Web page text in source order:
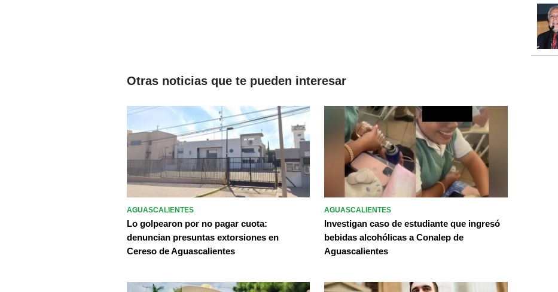
Otras noticias que te pueden interesar
AGUASCALIENTES
Lo golpearon por no pagar cuota:
denuncian presuntas extorsiones en
Cereso de Aguascalientes
AGUASCALIENTES
Investigan caso de estudiante que ingresó
bebidas alcohólicas a Conalep de
Aguascalientes